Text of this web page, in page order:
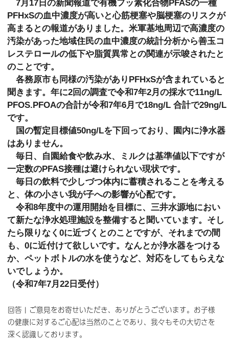
7月17日の新聞報道で有機フッ素化合物PFASの一種
PFHxSの血中濃度が高いと心筋梗塞や脳梗塞のリスクが
高まるとの報道がありました。米軍基地周辺で高濃度の
汚染があった地域住民の血中濃度の統計分析から善玉コ
レステロールの低下や脂質異常との関連が示唆されたと
のことです。
各務原市も同様の汚染がありPFHxSが含まれていると
聞きます。年に2回の調査で令和7年2月の採水で11ng/L
PFOS.PFOAの合計が令和7年6月で18ng/L 合計で29ng/L
です。
国の暫定目標値50ng/Lを下回っており、園内に浄水器
はありません。
毎日、自園給食や飲み水、ミルクは基準値以下ですが
一定数のPFAS接種は避けられない現状です。
毎日の飲料で少しづつ体内に蓄積されることを考える
と、体の小さい我が子への影響が心配です。
令和8年度中の運用開始を目標に、三井水源地におい
て新たな浄水処理施設を整備すると聞いています。そし
たら限りなく0に近づくとのことですが、それまでの間
も、0に近付けて欲しいです。なんとか浄水器をつける
か、ペットボトルの水を使うなど、対応をしてもらえな
いでしょうか。
（令和7年7月22日受付）
回答 | ご意見をお寄せいただき、ありがとうございます。お子様
の健康に対するご心配は当然のことであり、我々もその大切さを
深く認識しております。